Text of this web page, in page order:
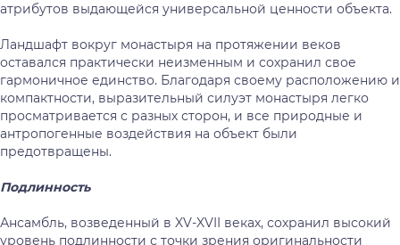
атрибутов выдающейся универсальной ценности объекта.
Ландшафт вокруг монастыря на протяжении веков
оставался практически неизменным и сохранил свое
гармоничное единство. Благодаря своему расположению и
компактности, выразительный силуэт монастыря легко
просматривается с разных сторон, и все природные и
антропогенные воздействия на объект были
предотвращены.
Подлинность
Ансамбль, возведенный в XV-XVII веках, сохранил высокий
уровень подлинности с точки зрения оригинальности